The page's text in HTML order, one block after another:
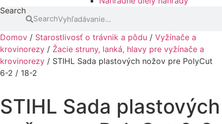
Search
Search
Domov / Starostlivosť o trávnik a pôdu / Vyžínače a
krovinorezy / Žacie struny, lanká, hlavy pre vyžínače a
krovinorezy / STIHL Sada plastových nožov pre PolyCut
6-2 / 18-2
STIHL Sada plastových